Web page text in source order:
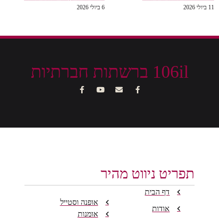
11 ביולי 2026 6 ביולי 2026
106il ברשתות חברתיות
תפריט ניווט מהיר
דף הבית
אודות
אופנה וסטייל
אומנות